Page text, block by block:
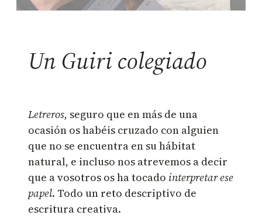
Un Guiri colegiado
Letreros, seguro que en más de una
ocasión os habéis cruzado con alguien
que no se encuentra en su hábitat
natural, e incluso nos atrevemos a decir
que a vosotros os ha tocado interpretar ese
papel. Todo un reto descriptivo de
escritura creativa.